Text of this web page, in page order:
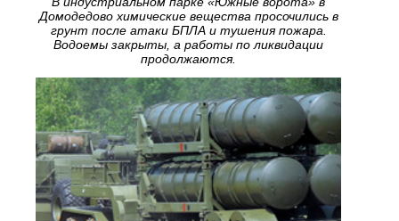
Домодедово химические вещества просочились в
грунт после атаки БПЛА и тушения пожара.
Водоемы закрыты, а работы по ликвидации
продолжаются.